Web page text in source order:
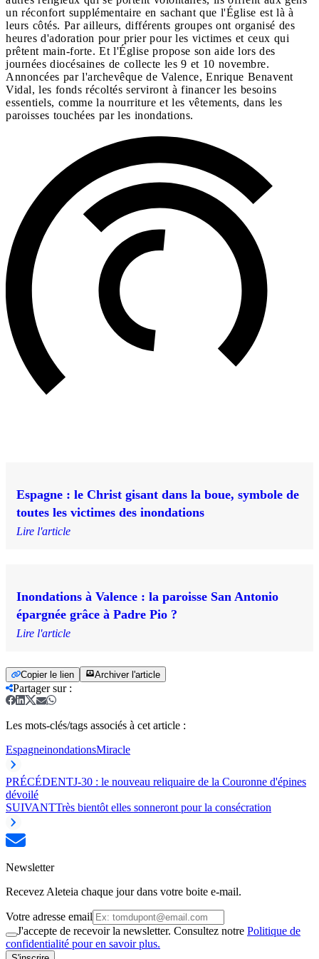
un réconfort supplémentaire en sachant que l'Église est là à
leurs côtés. Par ailleurs, différents groupes ont organisé des
heures d'adoration pour prier pour les victimes et ceux qui
prêtent main-forte. Et l'Église propose son aide lors des
journées diocésaines de collecte les 9 et 10 novembre.
Annoncées par l'archevêque de Valence, Enrique Benavent
Vidal, les fonds récoltés serviront à financer les besoins
essentiels, comme la nourriture et les vêtements, dans les
paroisses touchées par les inondations.
Espagne : le Christ gisant dans la boue, symbole de
toutes les victimes des inondations
Lire l'article
Inondations à Valence : la paroisse San Antonio
épargnée grâce à Padre Pio ?
Lire l'article
Copier le lien Archiver l'article
Partager sur:
Les mots-clés/tags associés à cet article :
EspagneinondationsMiracle
PRÉCÉDENTJ-30 : le nouveau reliquaire de la Couronne d'épines
dévoilé
SUIVANTTrès bientôt elles sonneront pour la consécration
Newsletter
Recevez Aleteia chaque jour dans votre boite e-mail.
Votre adresse email
J'accepte de recevoir la newsletter. Consultez notre Politique de
confidentialité pour en savoir plus.